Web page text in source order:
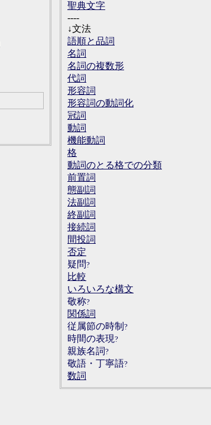
聖典文字
----
↓文法
語順と品詞
名詞
名詞の複数形
代詞
形容詞
形容詞の動詞化
冠詞
動詞
機能動詞
格
動詞のとる格での分類
前置詞
態副詞
法副詞
終副詞
接続詞
間投詞
否定
疑問
比較
いろいろな構文
敬称
関係詞
従属節の時制
時間の表現
親族名詞
敬語・丁寧語
数詞